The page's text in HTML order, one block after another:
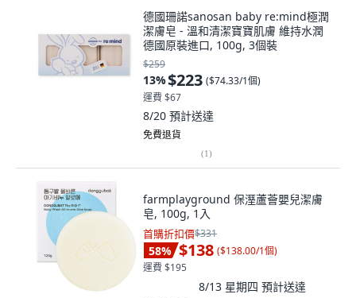
德國珊諾sanosan baby re:mind極潤
潔膚皂 - 溫和清潔寶寶肌膚 維持水潤
德國原裝進口, 100g, 3個裝
$259
13%$223 ($74.33/1個)
運費 $67
8/20 預計送達
免費退貨
(1)
farmplayground 保溼蘆薈嬰兒潔膚
皂, 100g, 1入
首購折扣價$331
58% $138 ($138.00/1個)
運費 $195
8/13 星期四 預計送達